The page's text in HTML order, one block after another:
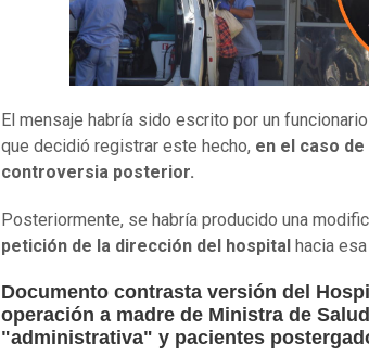
El mensaje habría sido escrito por un
que decidió registrar este hecho, en el caso
controversia posterior.
Posteriormente, se habría producido una
petición de la dirección del hospital hacia
Documento contrasta versión del
operación a madre de Ministra de
"administrativa" y pacientes